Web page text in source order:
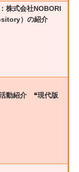
株式会社NOBORI
） の紹介
活動紹介 ❝現代版